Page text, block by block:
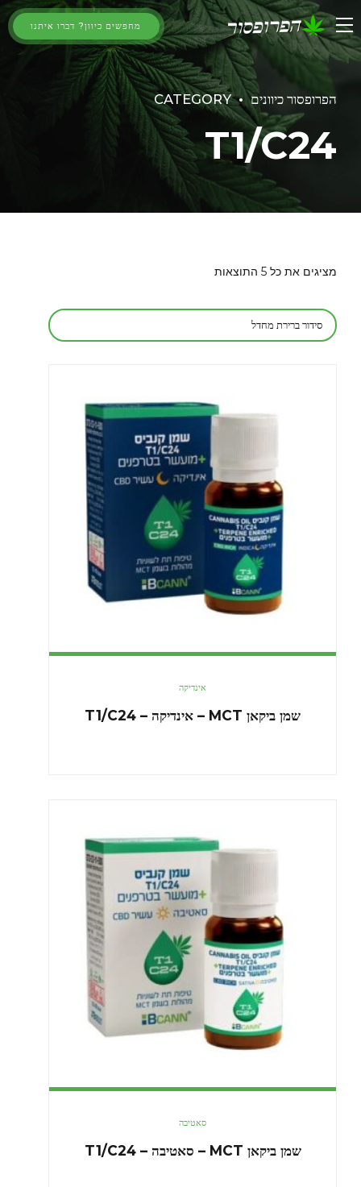
מחפשים כיוון? דברו איתנו
הפרופסור כיוונים CATEGORY
T1/C24
מציגים את כל ⁦5⁩ התוצאות
אינדיקה
שמן ביקאן MCT – אינדיקה – T1/C24
סאטיבה
שמן ביקאן MCT – סאטיבה – T1/C24